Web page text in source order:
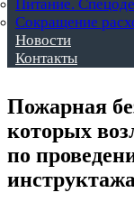
Питание.
Сокращение
Новости
Контакты
Пожарная
которых
по
инструктажа